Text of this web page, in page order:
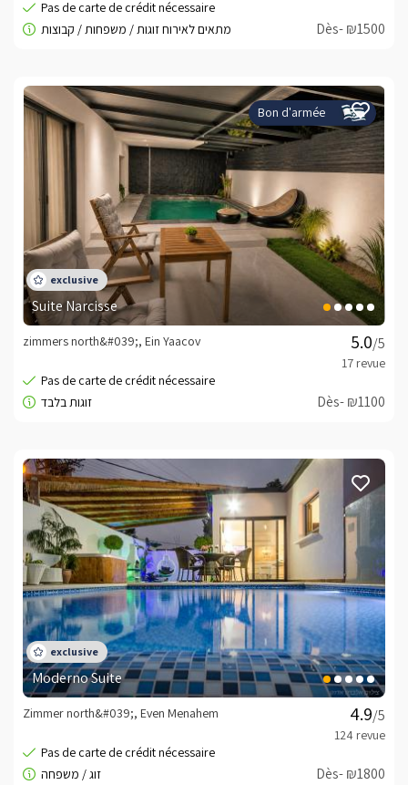
Dès- ₪1500
Bon d'armée
Suite Narcisse
/5
zimmers north&#039;, Ein Yaacov
Dès- ₪1100
Moderno Suite
/5
Zimmer north&#039;, Even Menahem
Dès- ₪1800